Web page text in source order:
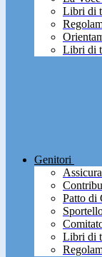
Libri di
Libri di
Genitori
Patto di
Libri di